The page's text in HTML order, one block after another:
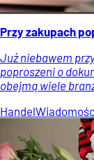
Przy zakupach
Już niebawem
poproszeni o
obejmą wiele
Handel